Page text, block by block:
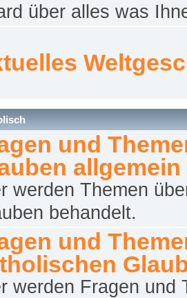
über alles was
und
allgemein
werden Themen
behandelt.
und
werden Fragen und